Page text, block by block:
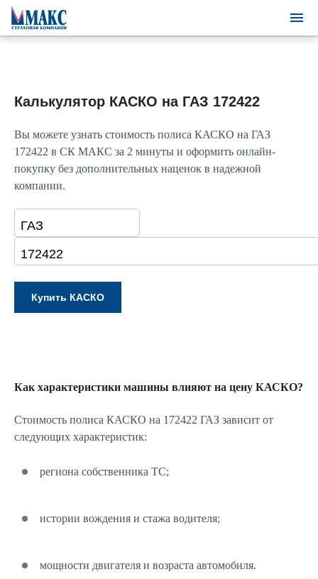
Калькулятор КАСКО на ГАЗ 172422
Вы можете узнать стоимость полиса КАСКО на ГАЗ
172422 в СК МАКС за 2 минуты и оформить онлайн-
покупку без дополнительных наценок в надежной
компании.
Как характеристики машины влияют на цену КАСКО?
Стоимость полиса КАСКО на 172422 ГАЗ зависит от
следующих характеристик:
региона собственника ТС;
истории вождения и стажа водителя;
мощности двигателя и возраста автомобиля.